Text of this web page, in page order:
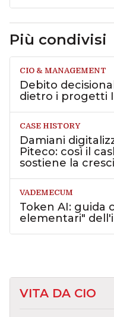
Più condivisi
CIO & MANAGEMENT
Debito
dietro i progetti
CASE HISTORY
Damiani
Piteco: così il
sostiene la
VADEMECUM
Token AI: guida
elementari"
VITA DA CIO